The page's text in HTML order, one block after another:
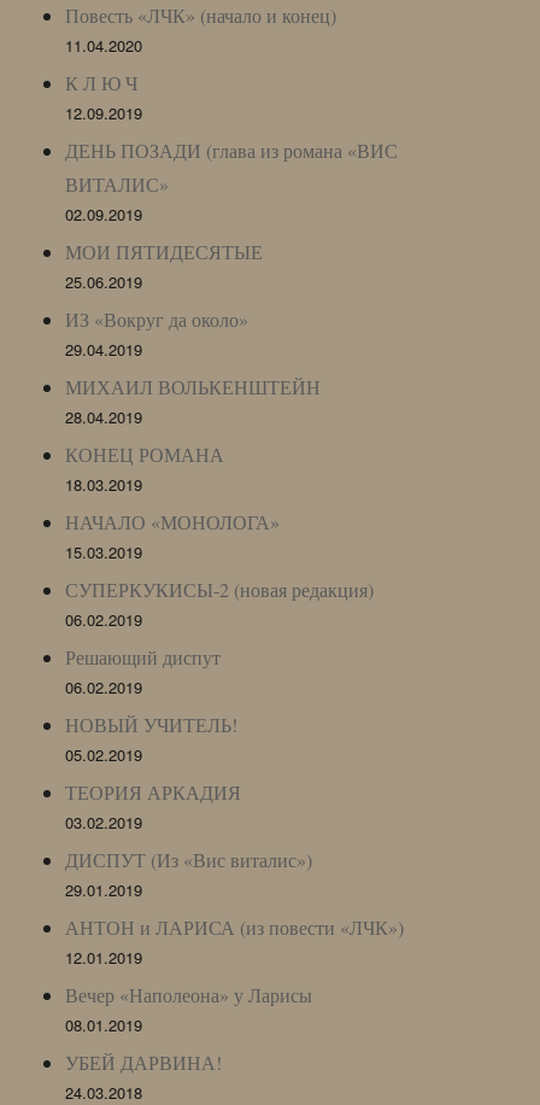
Повесть «ЛЧК» (начало и конец)
11.04.2020
К Л Ю Ч
12.09.2019
ДЕНЬ ПОЗАДИ (глава из романа «ВИС
ВИТАЛИС»
02.09.2019
МОИ ПЯТИДЕСЯТЫЕ
25.06.2019
ИЗ «Вокруг да около»
29.04.2019
МИХАИЛ ВОЛЬКЕНШТЕЙН
28.04.2019
КОНЕЦ РОМАНА
18.03.2019
НАЧАЛО «МОНОЛОГА»
15.03.2019
СУПЕРКУКИСЫ-2 (новая редакция)
06.02.2019
Решающий диспут
06.02.2019
НОВЫЙ УЧИТЕЛЬ!
05.02.2019
ТЕОРИЯ АРКАДИЯ
03.02.2019
ДИСПУТ (Из «Вис виталис»)
29.01.2019
АНТОН и ЛАРИСА (из повести «ЛЧК»)
12.01.2019
Вечер «Наполеона» у Ларисы
08.01.2019
УБЕЙ ДАРВИНА!
24.03.2018